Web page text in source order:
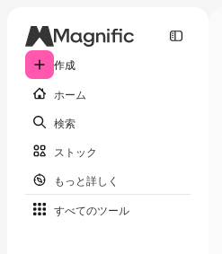
作成
ホーム
検索
ストック
もっと詳しく
すべてのツール